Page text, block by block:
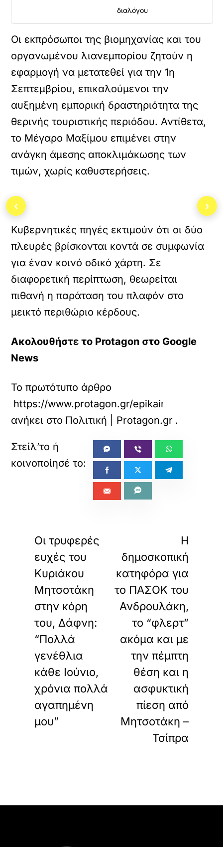
διαλόγου
Οι εκπρόσωποι της βιομηχανίας και του
οργανωμένου λιανεμπορίου ζητούν η
εφαρμογή να μετατεθεί για την 1η
Σεπτεμβρίου, επικαλούμενοι την
αυξημένη εμπορική δραστηριότητα της
θερινής τουριστικής περιόδου. Αντίθετα,
το Μέγαρο Μαξίμου επιμένει στην
ανάγκη άμεσης αποκλιμάκωσης των
τιμών, χωρίς καθυστερήσεις.
Κυβερνητικές πηγές εκτιμούν ότι οι δύο
πλευρές βρίσκονται κοντά σε συμφωνία
για έναν κοινό οδικό χάρτη. Σε
διαφορετική περίπτωση, θεωρείται
πιθανή η παράταση του πλαφόν στο
μεικτό περιθώριο κέρδους.
Ακολουθήστε το Protagon στο Google
News
Το πρωτότυπο άρθρο
https://www.protagon.gr/epikairotita/sto-
ανήκει στο Πολιτική | Protagon.gr .
Οι τρυφερές
ευχές του
Κυριάκου
Μητσοτάκη
στην κόρη
του, Δάφνη:
“Πολλά
γενέθλια
κάθε Ιούνιο,
χρόνια πολλά
αγαπημένη
μου”
Η
δημοσκοπική
κατηφόρα για
το ΠΑΣΟΚ του
Ανδρουλάκη,
το “φλερτ”
ακόμα και με
την πέμπτη
θέση και η
ασφυκτική
πίεση από
Μητσοτάκη –
Τσίπρα
‹ ›